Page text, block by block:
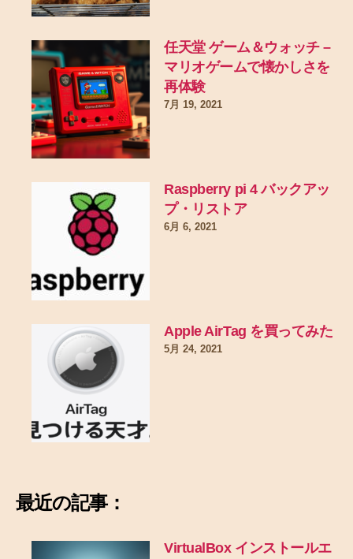
任天堂 ゲーム＆ウォッチ –
マリオゲームで懐かしさを
再体験
7月 19, 2021
Raspberry pi 4 バックアッ
プ・リストア
6月 6, 2021
Apple AirTag を買ってみた
5月 24, 2021
最近の記事：
VirtualBox インストールエ